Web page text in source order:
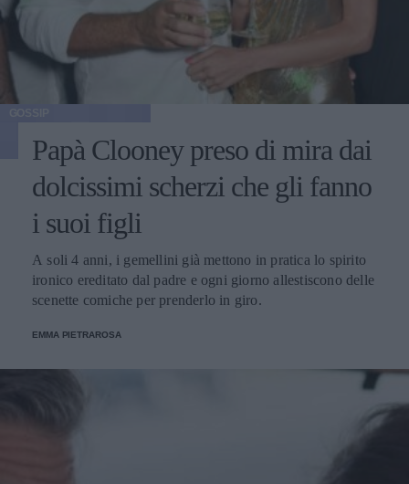
Papà Clooney preso di mira dai
dolcissimi scherzi che gli fanno
i suoi figli
A soli 4 anni, i gemellini già mettono in pratica lo spirito
ironico ereditato dal padre e ogni giorno allestiscono delle
scenette comiche per prenderlo in giro.
EMMA PIETRAROSA